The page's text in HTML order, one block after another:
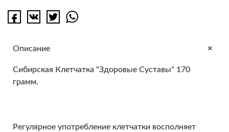
Описание +
Сибирская Клетчатка "Здоровые Суставы" 170
грамм.
Регулярное употребление клетчатки восполняет